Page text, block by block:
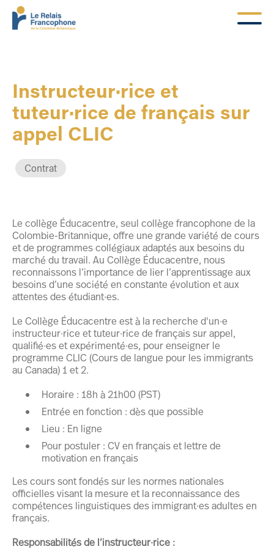
Instructeur·rice et
tuteur·rice de français sur
appel CLIC
Contrat
Le collège Éducacentre, seul collège francophone de la
Colombie-Britannique, offre une grande variété de cours
et de programmes collégiaux adaptés aux besoins du
marché du travail. Au Collège Éducacentre, nous
reconnaissons l’importance de lier l’apprentissage aux
besoins d’une société en constante évolution et aux
attentes des étudiant·es.
Le Collège Éducacentre est à la recherche d'un·e
instructeur·rice et tuteur·rice de français sur appel,
qualifié·es et expérimenté·es, pour enseigner le
programme CLIC (Cours de langue pour les immigrants
au Canada) 1 et 2.
Horaire : 18h à 21h00 (PST)
Entrée en fonction : dès que possible
Lieu : En ligne
Pour postuler : CV en français et lettre de
motivation en français
Les cours sont fondés sur les normes nationales
officielles visant la mesure et la reconnaissance des
compétences linguistiques des immigrant·es adultes en
français.
Responsabilités de l’instructeur·rice :